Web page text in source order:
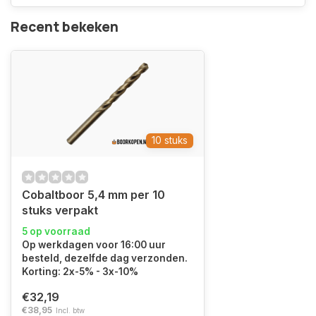
Recent bekeken
10 stuks
Cobaltboor 5,4 mm per 10
stuks verpakt
5 op voorraad
Op werkdagen voor 16:00 uur
besteld, dezelfde dag verzonden.
Korting: 2x-5% - 3x-10%
€32,19
€38,95 Incl. btw